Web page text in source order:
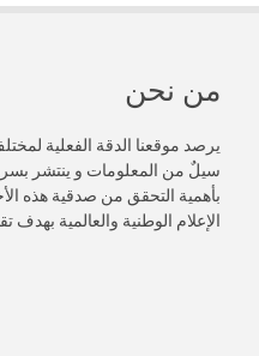
من نحن
يرصد موقعنا الدقة الفعلية
سيلٌ من المعلومات و ينتشر
الإعلام الوطنية والعالمية